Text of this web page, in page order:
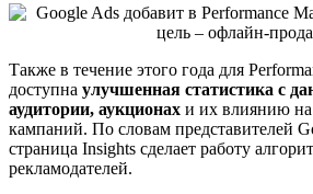
Также в течение этого года для
доступна улучшенная статистика с
аудитории, аукционах и их влиянию
кампаний. По словам представителей
страница Insights сделает работу
рекламодателей.